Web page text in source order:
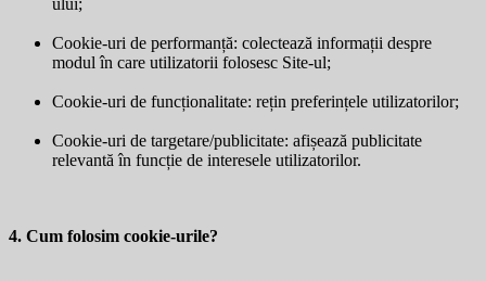
Cookie-uri de performanță: colectează informații despre
modul în care utilizatorii folosesc Site-ul;
Cookie-uri de funcționalitate: rețin preferințele utilizatorilor;
Cookie-uri de targetare/publicitate: afișează publicitate
relevantă în funcție de interesele utilizatorilor.
4. Cum folosim cookie-urile?